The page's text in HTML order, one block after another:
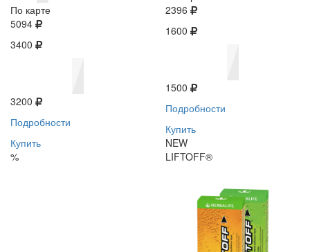
По карте
5094
3400
3200
Подробности
Купить
%
2396
1600
1500
Подробности
Купить
NEW
LIFTOFF®